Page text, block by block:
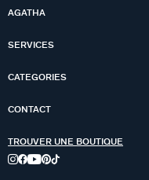
AGATHA
SERVICES
CATEGORIES
CONTACT
TROUVER UNE BOUTIQUE